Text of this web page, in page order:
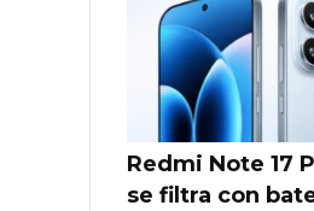
Redmi Note 17
se filtra con